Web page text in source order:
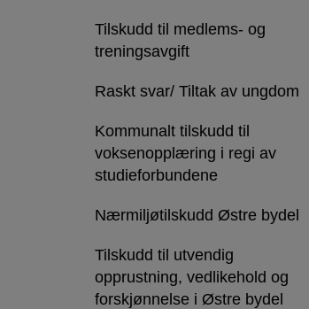
Tilskudd til medlems- og
treningsavgift
Raskt svar/ Tiltak av ungdom
Kommunalt tilskudd til
voksenopplæring i regi av
studieforbundene
Nærmiljøtilskudd Østre bydel
Tilskudd til utvendig
opprustning, vedlikehold og
forskjønnelse i Østre bydel